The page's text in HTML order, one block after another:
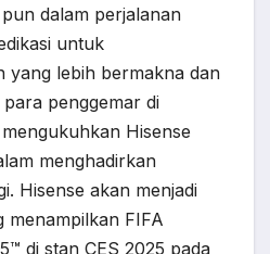
dalam perjalanan
untuk
yang lebih bermakna dan
penggemar di
Hisense
menghadirkan
Hisense akan menjadi
menampilkan FIFA
di stan CES 2025 pada